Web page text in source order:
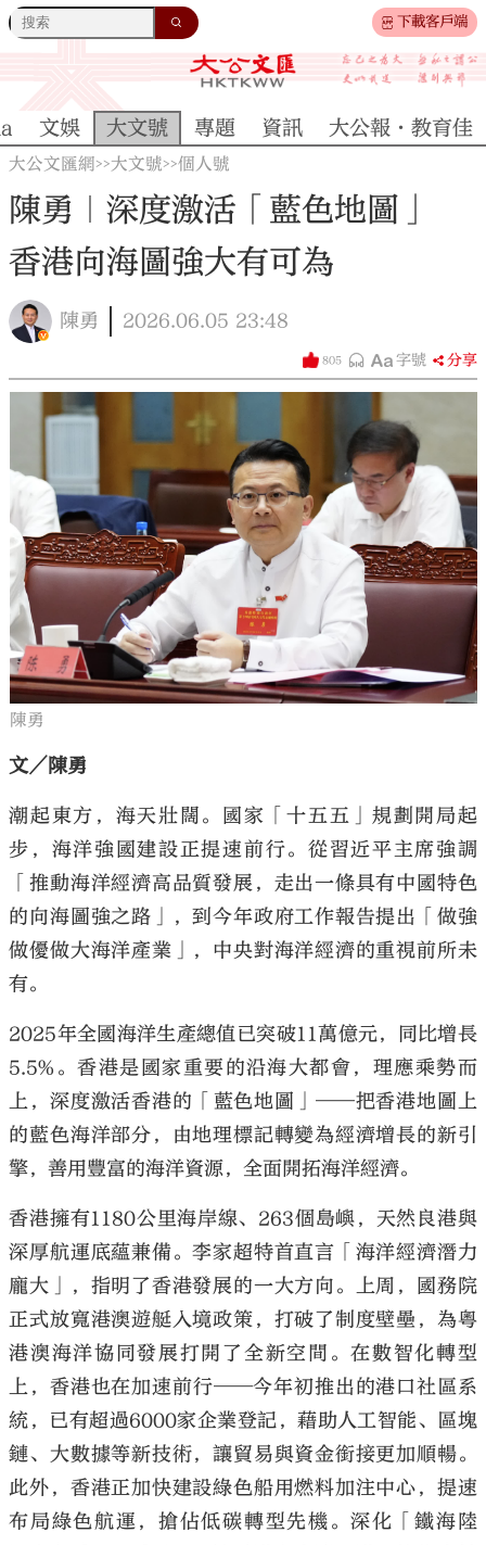
下載客戶端
大公文匯
文娛 大文號 專題 資訊 大公報·教育佳
大公文匯網>>大文號>>個人號
陳勇｜深度激活「藍色地圖」
香港向海圖強大有可為
陳勇 2026.06.05 23:48
805 字號 分享
陳勇
文／陳勇
潮起東方，海天壯闊。國家「十五五」規劃開局起
步，海洋強國建設正提速前行。從習近平主席強調
「推動海洋經濟高品質發展，走出一條具有中國特色
的向海圖強之路」，到今年政府工作報告提出「做強
做優做大海洋產業」，中央對海洋經濟的重視前所未
有。
2025年全國海洋生產總值已突破11萬億元，同比增長
5.5%。香港是國家重要的沿海大都會，理應乘勢而
上，深度激活香港的「藍色地圖」——把香港地圖上
的藍色海洋部分，由地理標記轉變為經濟增長的新引
擎，善用豐富的海洋資源，全面開拓海洋經濟。
香港擁有1180公里海岸線、263個島嶼，天然良港與
深厚航運底蘊兼備。李家超特首直言「海洋經濟潛力
龐大」，指明了香港發展的一大方向。上周，國務院
正式放寬港澳遊艇入境政策，打破了制度壁壘，為粵
港澳海洋協同發展打開了全新空間。在數智化轉型
上，香港也在加速前行——今年初推出的港口社區系
統，已有超過6000家企業登記，藉助人工智能、區塊
鏈、大數據等新技術，讓貿易與資金銜接更加順暢。
此外，香港正加快建設綠色船用燃料加注中心，提速
布局綠色航運，搶佔低碳轉型先機。深化「鐵海陸